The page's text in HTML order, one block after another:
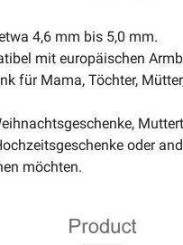
4,6 mm bis 5,0 mm.
mit europäischen
für Mama, Töchter,
oder
möchten.